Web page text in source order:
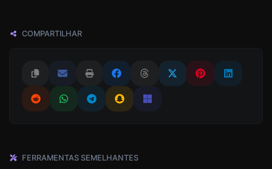
COMPARTILHAR
FERRAMENTAS SEMELHANTES